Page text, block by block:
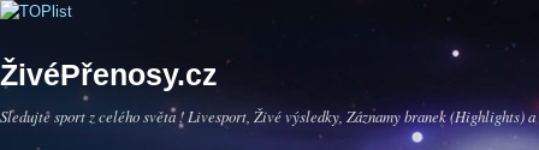
ŽivéPřenosy.cz
Sledujte sport z celého světa ! Livesport, Živé výsledky, Záznamy branek (Highlights) a